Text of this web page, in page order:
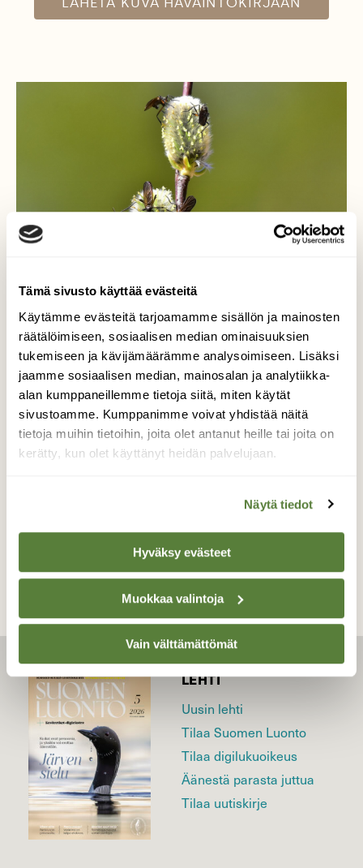
Tämä sivusto käyttää evästeitä
Käytämme evästeitä tarjoamamme sisällön ja mainosten
räätälöimiseen, sosiaalisen median ominaisuuksien
tukemiseen ja kävijämäärämme analysoimiseen. Lisäksi
jaamme sosiaalisen median, mainosalan ja analytiikka-
alan kumppaneillemme tietoja siitä, miten käytät
sivustoamme. Kumppanimme voivat yhdistää näitä
tietoja muihin tietoihin, joita olet antanut heille tai joita on
kerätty, kun olet käyttänyt heidän palvelujaan.
Näytä tiedot
Hyväksy evästeet
Muokkaa valintoja
Vain välttämättömät
Pölyttäjät
Pienet pölyttäjät ruokailevat pajunkissoilla.
Valokuvaaja: Markku Pelkonen, Jyväskylä
20.04.2026
LEHTI
Uusin lehti
Tilaa Suomen Luonto
Tilaa digilukuoikeus
Äänestä parasta juttua
Tilaa uutiskirje